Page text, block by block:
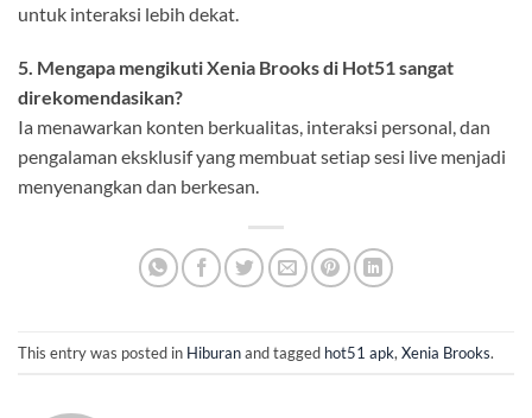
untuk interaksi lebih dekat.
5. Mengapa mengikuti Xenia Brooks di Hot51 sangat
direkomendasikan?
Ia menawarkan konten berkualitas, interaksi personal, dan
pengalaman eksklusif yang membuat setiap sesi live menjadi
menyenangkan dan berkesan.
This entry was posted in Hiburanand tagged hot51 apk, Xenia Brooks.